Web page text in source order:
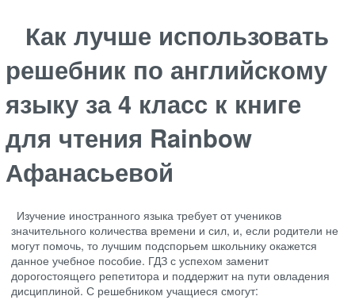
Как лучше использовать
решебник по английскому
языку за 4 класс к книге
для чтения Rainbow
Афанасьевой
Изучение иностранного языка требует от учеников
значительного количества времени и сил, и, если родители не
могут помочь, то лучшим подспорьем школьнику окажется
данное учебное пособие. ГДЗ с успехом заменит
дорогостоящего репетитора и поддержит на пути овладения
дисциплиной. С решебником учащиеся смогут: